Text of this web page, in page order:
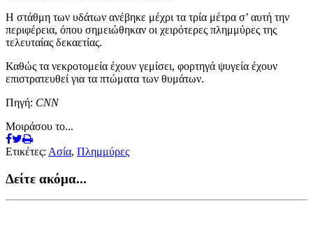
Η στάθμη των υδάτων ανέβηκε μέχρι τα τρία μέτρα σ’ αυτή την
περιφέρεια, όπου σημειώθηκαν οι χειρότερες πλημμύρες της
τελευταίας δεκαετίας.
Καθώς τα νεκροτομεία έχουν γεμίσει, φορτηγά ψυγεία έχουν
επιστρατευθεί για τα πτώματα των θυμάτων.
Πηγή: CNN
Μοιράσου το...
Ετικέτες: Ασία, Πλημμύρες
Δείτε ακόμα...